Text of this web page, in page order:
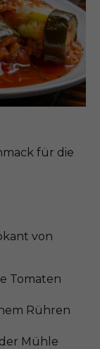
für die
von
Tomaten
Rühren
Mühle